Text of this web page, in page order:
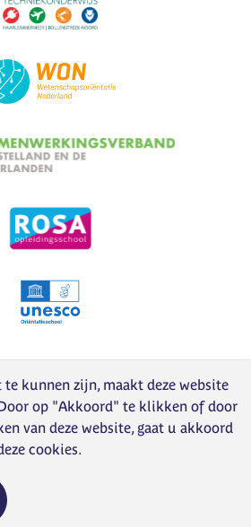
kunnen zijn, maakt deze website
op "Akkoord" te klikken of door
van deze website, gaat u akkoord
cookies.